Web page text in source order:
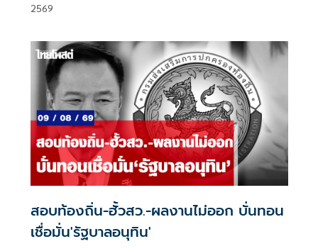
2569
สอบท้องถิ่น-ฮั้วสว.-ผลงานไม่ออก บั่นทอน
เชื่อมั่น'รัฐบาลอนุทิน'